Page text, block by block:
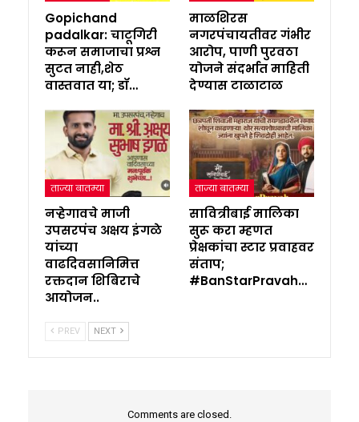
Gopichand
padalkar: चाटूगिरी
करून समाजाचा प्रश्न
सुटत नाही,शेठ
वास्तवात या; डॉ…
माळशिरस
नगरपंचायतीवर गंभीर
आरोप, पाणी पुरवठा
योजने संदर्भात माहिती
देण्यास टाळाटाळ
ताज्या बातम्या
नऱ्हेगावचे माजी
उपसरपंच अक्षय इंगळे
यांच्या
वाढदिवसानिमित्त
रक्तदान शिबिराचे
आयोजन..
ताज्या बातम्या
सावित्रीबाई मालिका
सुरू करा म्हणत
प्रेक्षकांचा स्टार प्रवाहवर
संताप;
#BanStarPravah…
PREV NEXT
Comments are closed.